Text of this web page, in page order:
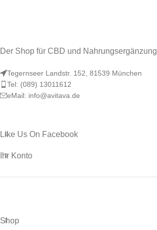
Der Shop für CBD und Nahrungsergänzung
Tegernseer Landstr. 152, 81539 München
Tel: (089) 13011612
eMail: info@avitava.de
Like Us On Facebook
Ihr Konto
Shop